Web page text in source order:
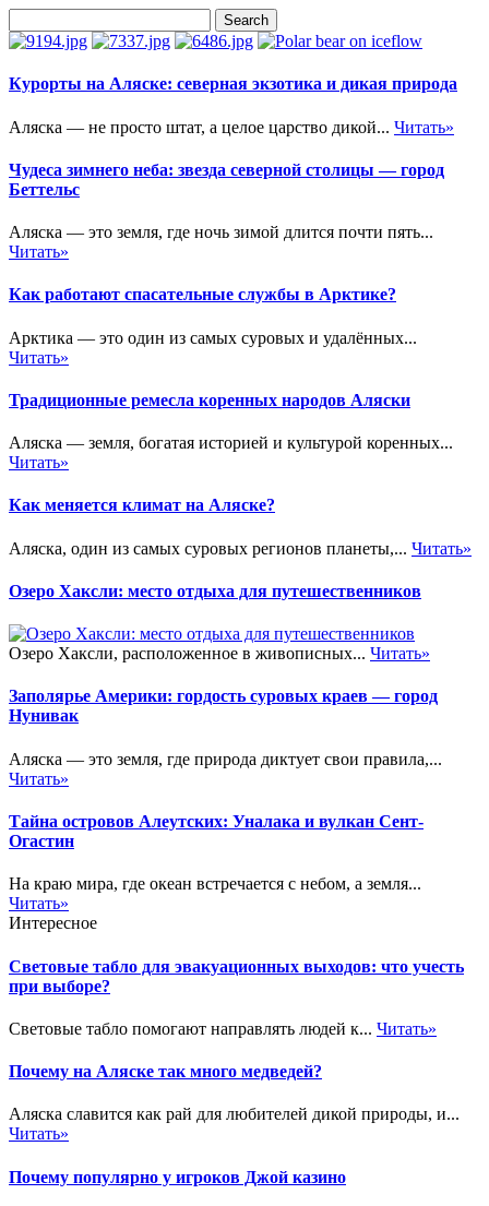
Курорты на Аляске: северная экзотика и дикая природа
Аляска — не просто штат, а целое царство дикой... Читать»
Чудеса зимнего неба: звезда северной столицы — город
Беттельс
Аляска — это земля, где ночь зимой длится почти пять...
Читать»
Как работают спасательные службы в Арктике?
Арктика — это один из самых суровых и удалённых...
Читать»
Традиционные ремесла коренных народов Аляски
Аляска — земля, богатая историей и культурой коренных...
Читать»
Как меняется климат на Аляске?
Аляска, один из самых суровых регионов планеты,... Читать»
Озеро Хаксли: место отдыха для путешественников
Озеро Хаксли, расположенное в живописных... Читать»
Заполярье Америки: гордость суровых краев — город
Нунивак
Аляска — это земля, где природа диктует свои правила,...
Читать»
Тайна островов Алеутских: Уналака и вулкан Сент-
Огастин
На краю мира, где океан встречается с небом, а земля...
Читать»
Интересное
Световые табло для эвакуационных выходов: что учесть
при выборе?
Световые табло помогают направлять людей к... Читать»
Почему на Аляске так много медведей?
Аляска славится как рай для любителей дикой природы, и...
Читать»
Почему популярно у игроков Джой казино